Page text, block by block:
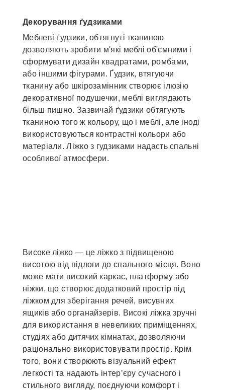
Декорування ґудзиками
Меблеві ґудзики, обтягнуті тканиною
дозволяють зробити м'які меблі об'ємними і
сформувати дизайн квадратами, ромбами,
або іншими фігурами. Ґудзик, втягуючи
тканину або шкірозамінник створює ілюзію
декоративної подушечки, меблі виглядають
більш пишно. Зазвичай ґудзики обтягують
тканиною того ж кольору, що і меблі, але іноді
використовуються контрастні кольори або
матеріали. Ліжко з гудзиками надасть спальні
особливої атмосфери.
Високе ліжко — це ліжко з підвищеною
висотою від підлоги до спального місця. Воно
може мати високий каркас, платформу або
ніжки, що створює додатковий простір під
ліжком для зберігання речей, висувних
ящиків або органайзерів. Високі ліжка зручні
для використання в невеликих приміщеннях,
студіях або дитячих кімнатах, дозволяючи
раціонально використовувати простір. Крім
того, вони створюють візуальний ефект
легкості та надають інтер’єру сучасного і
стильного вигляду, поєднуючи комфорт і